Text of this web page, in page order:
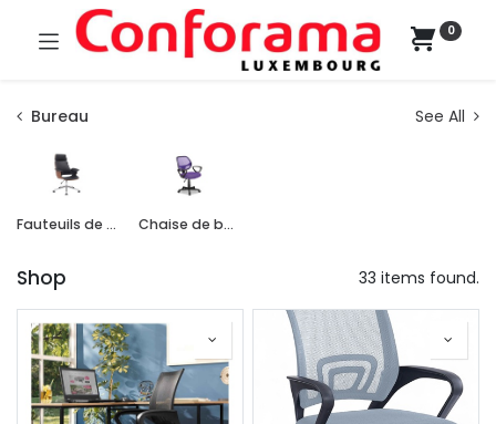
0
Bureau See All
Fauteuils de bureau Chaise de bureau
Shop 33 items found.